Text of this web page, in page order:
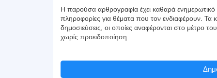
Η παρούσα αρθρογραφία έχει καθαρά
πληροφορίες για θέματα που τον ενδιαφέρουν. Τα
δημοσιεύσεις, οι οποίες αναφέρονται στο μέτρο
χωρίς προειδοποίηση.